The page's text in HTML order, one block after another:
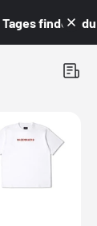
findest du